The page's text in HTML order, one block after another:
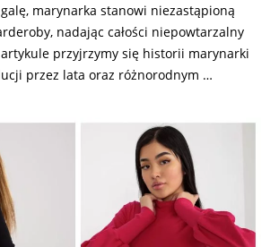
marynarka stanowi niezastąpioną
nadając całości niepowtarzalny
przyjrzymy się historii marynarki
przez lata oraz różnorodnym …